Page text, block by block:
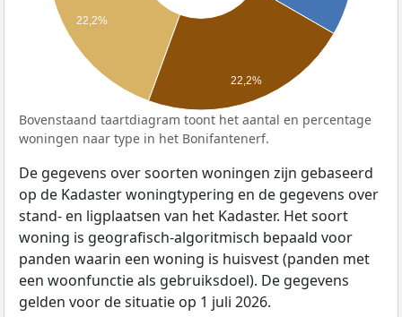
22,2%
22,2%
Bovenstaand taartdiagram toont het aantal en percentage
woningen naar type in het Bonifantenerf.
De gegevens over soorten woningen zijn gebaseerd
op de Kadaster woningtypering en de gegevens over
stand- en ligplaatsen van het Kadaster. Het soort
woning is geografisch-algoritmisch bepaald voor
panden waarin een woning is huisvest (panden met
een woonfunctie als gebruiksdoel). De gegevens
gelden voor de situatie op 1 juli 2026.